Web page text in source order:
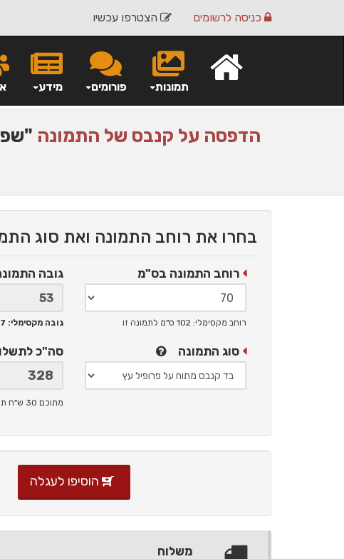
הצטרפו עכשיו כניסה לרשומים
מידע פורומים תמונות
הדפסה על קנבס של התמונה
בחרו את רוחב התמונה ואת סוג
רוחב התמונה בס"מ
רוחב מקסימלי: 102 ס"מ לתמונה זו
גובה
גובה מקסימלי: 77 ס"מ
סוג התמונה סה"כ
מתוכם 30 ש"ח תמלוגים ליוצר
הוסיפו לעגלה
משלוח